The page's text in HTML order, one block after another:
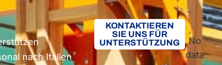
nach Italien
KONTAKTIEREN
SIE UNS FÜR
UNTERSTÜTZUNG
No
data